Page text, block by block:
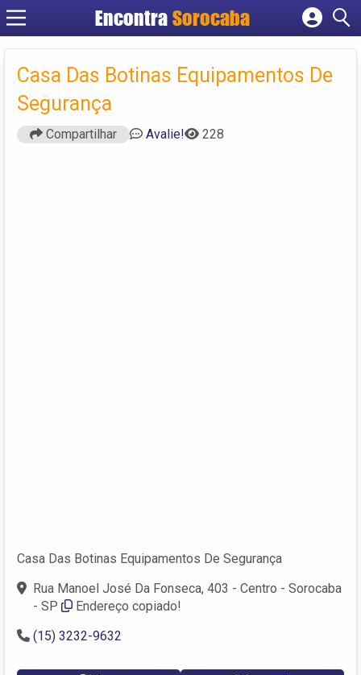
EncontraSorocaba
Cadastrar empresa
Criar conta
Casa Das Botinas Equipamentos De
Segurança
Compartilhar Avalie! 228
Casa Das Botinas Equipamentos De Segurança
Rua Manoel José Da Fonseca, 403 - Centro - Sorocaba
- SP
Endereço copiado!
(15) 3232-9632